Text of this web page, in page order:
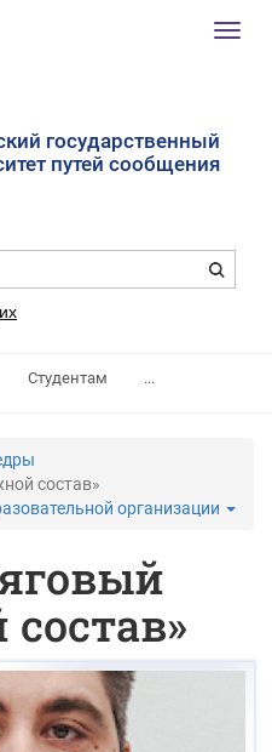
государственный
путей сообщения
Студентам ...
состав»
организации